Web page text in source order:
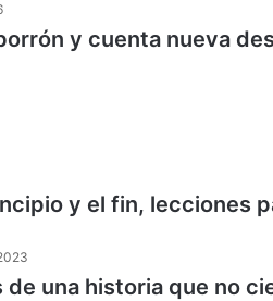
y cuenta nueva
y el fin, lecciones
una historia que no